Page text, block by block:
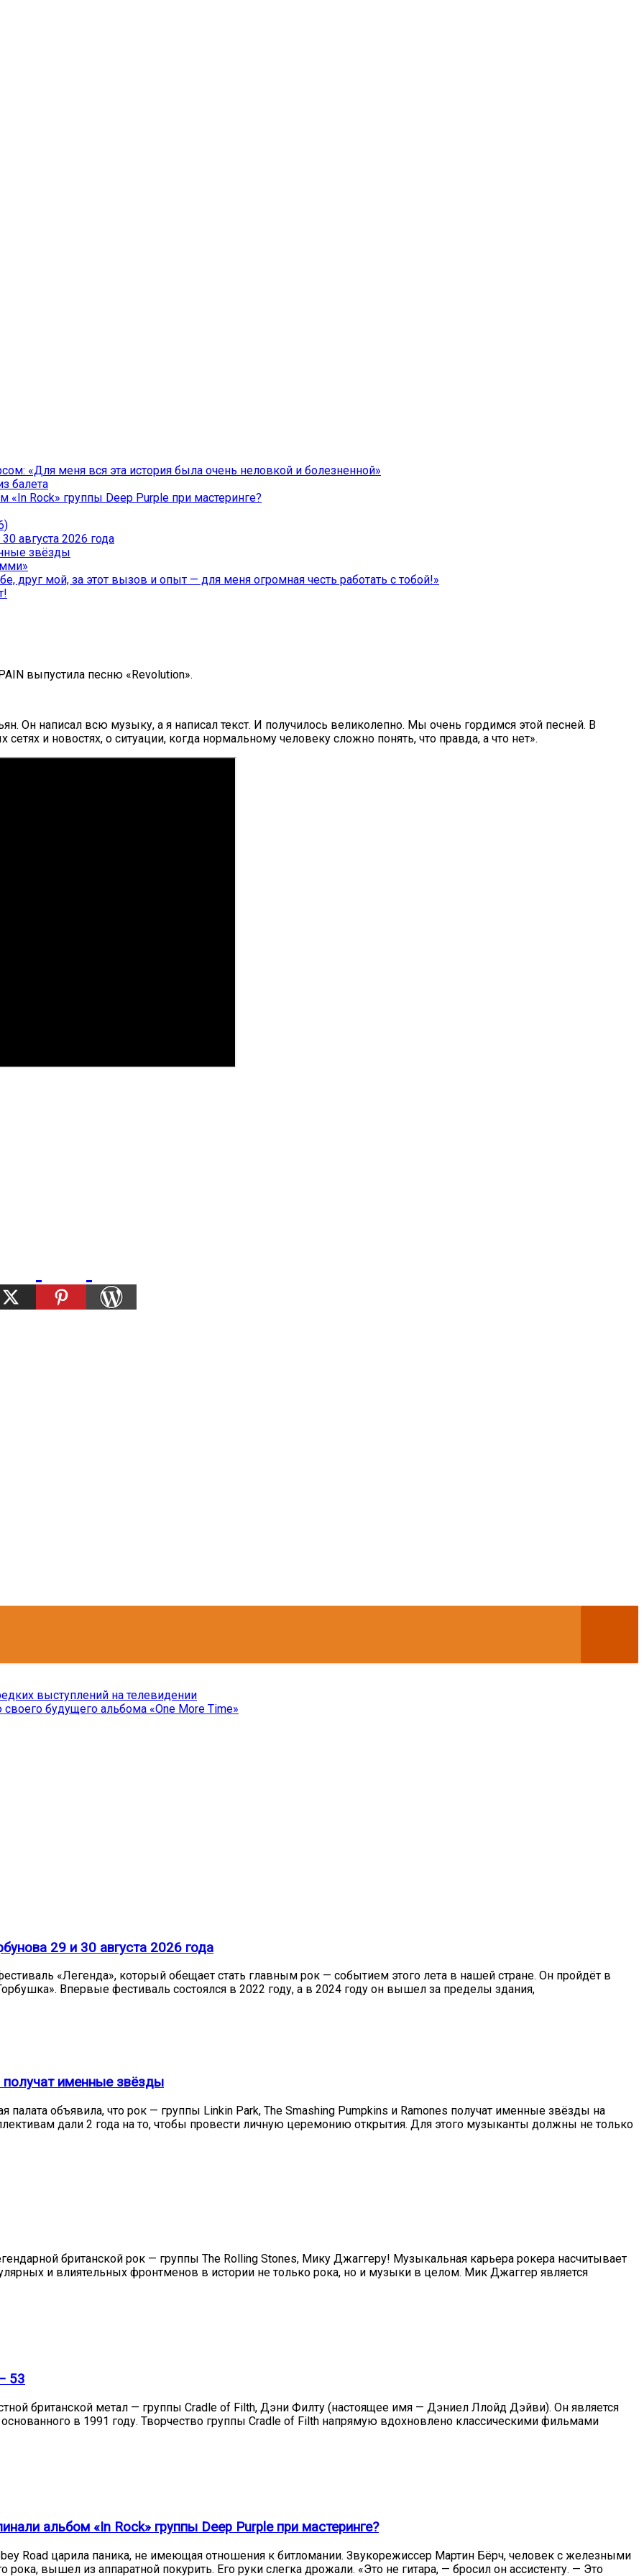
«Для меня вся эта история была очень неловкой и болезненной»
балета
Rock» группы Deep Purple при мастеринге?
августа 2026 года
звёзды
друг мой, за этот вызов и опыт — для меня огромная честь работать с тобой!»
выпустила песню «Revolution».
Он написал всю музыку, а я написал текст. И получилось великолепно. Мы очень гордимся этой песней. В
и новостях, о ситуации, когда нормальному человеку сложно понять, что правда, а что нет».
выступлений на телевидении
будущего альбома «One More Time»
29 и 30 августа 2026 года
«Легенда», который обещает стать главным рок — событием этого лета в нашей стране. Он пройдёт в
Впервые фестиваль состоялся в 2022 году, а в 2024 году он вышел за пределы здания,
получат именные звёзды
палата объявила, что рок — группы Linkin Park, The Smashing Pumpkins и Ramones получат именные звёзды на
дали 2 года на то, чтобы провести личную церемонию открытия. Для этого музыканты должны не только
британской рок — группы The Rolling Stones, Мику Джаггеру! Музыкальная карьера рокера насчитывает
и влиятельных фронтменов в истории не только рока, но и музыки в целом. Мик Джаггер является
53
британской метал — группы Cradle of Filth, Дэни Филту (настоящее имя — Дэниел Ллойд Дэйви). Он является
в 1991 году. Творчество группы Cradle of Filth напрямую вдохновлено классическими фильмами
альбом «In Rock» группы Deep Purple при мастеринге?
Road царила паника, не имеющая отношения к битломании. Звукорежиссер Мартин Бёрч, человек с железными
вышел из аппаратной покурить. Его руки слегка дрожали. «Это не гитара, — бросил он ассистенту. — Это